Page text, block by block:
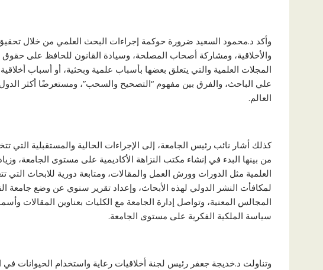
وأكد د.محمود السعيد ضرورة حوكمة إجراءات البحث العلمي من خلال تحقيق
والأخلاقية، ومشاركة أصحاب المصلحة، وسيادة القانون للحافظ على
المجلات العلمية والتي يتعلق بعضها بأسباب علمية وبحثية، أو أسباب
علي الباحث، والفرق بين مفهوم “التصحيح والسحب”، ومستعرضًا أكثر
العالم.
كذلك أشار نائب رئيس الجامعة، إلى الإجراءات الحالية والمستقبلية التي
من بينها البدء في إنشاء مكتب النزاهة الأكاديمية على مستوى الجامعة،
العلمية مثل الدورات وورش العمل والمقالات، ومتابعة دورية للابحاث
لمكافأت النشر الدولي لهذه الأبحاث، وإعداد تقرير سنوي عن وضع
المجالس المعنية، وتواصل إدارة الجامعة مع الكليات بعناوين المقالات
سياسة الملكية الفكرية على مستوى الجامعة.
وتناولت د.خديجة جعفر رئيس لجنة أخلاقيات رعاية واستخدام الحيوانات في